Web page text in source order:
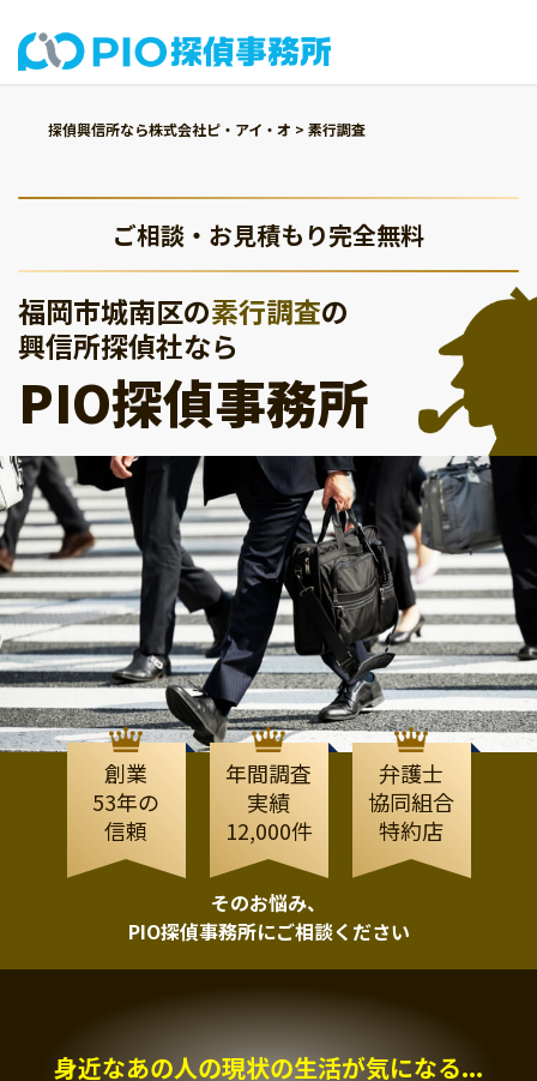
探偵興信所なら株式会社ピ・アイ・オ > 素行調査
ご相談・お見積もり完全無料
福岡市城南区の素行調査の
興信所探偵社なら
PIO探偵事務所
創業
53年の
信頼
年間調査
実績
12,000件
弁護士
協同組合
特約店
そのお悩み、
PIO探偵事務所にご相談ください
身近なあの人の現状の生活が気になる...